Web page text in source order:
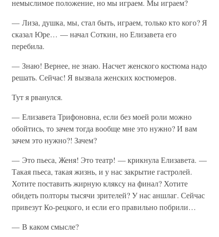
немыслимое положение, но мы играем. Мы играем?
— Лиза, душка, мы, стал быть, играем, только кто кого? Я
сказал Юре… — начал Соткин, но Елизавета его
перебила.
— Знаю! Вернее, не знаю. Насчет женского костюма надо
решать. Сейчас! Я вызвала женских костюмеров.
Тут я рванулся.
— Елизавета Трифоновна, если без моей роли можно
обойтись, то зачем тогда вообще мне это нужно? И вам
зачем это нужно?! Зачем?
— Это пьеса, Женя! Это театр! — крикнула Елизавета. —
Такая пьеса, такая жизнь, и у нас закрытие гастролей.
Хотите поставить жирную кляксу на финал? Хотите
обидеть полторы тысячи зрителей? У нас аншлаг. Сейчас
привезут Ко-рецкого, и если его правильно побрили…
— В каком смысле?